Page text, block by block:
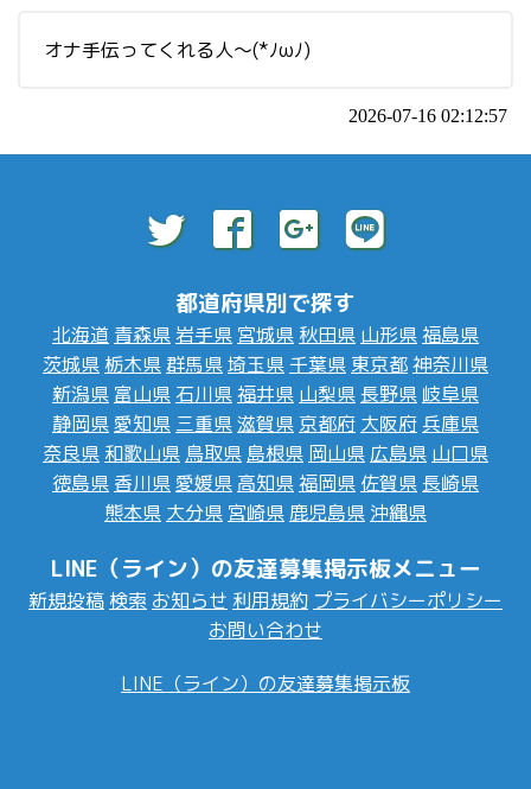
オナ手伝ってくれる人～(*ﾉωﾉ)
2026-07-16 02:12:57
都道府県別で探す
北海道 青森県 岩手県 宮城県 秋田県 山形県福島県
茨城県 栃木県群馬県埼玉県 千葉県 東京都神奈川県
新潟県 富山県 石川県福井県 山梨県 長野県 岐阜県
静岡県愛知県 三重県滋賀県 京都府 大阪府 兵庫県
奈良県 和歌山県 鳥取県 島根県 岡山県 広島県 山口県
徳島県 香川県愛媛県 高知県福岡県 佐賀県 長崎県
熊本県 大分県 宮崎県 鹿児島県 沖縄県
LINE（ライン）の友達募集掲示板メニュー
新規投稿 検索 お知らせ 利用規約 プライバシーポリシー
お問い合わせ
LINE（ライン）の友達募集掲示板